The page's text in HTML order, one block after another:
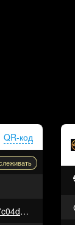
QR-код
0x043a59897a2ae76d697be2a1101dd37ac520fd71f7c04d134b4b9b5ad9c16636